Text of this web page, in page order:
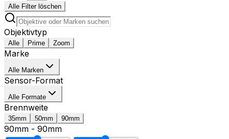
Alle Filter löschen
Objektivtyp
Alle Prime Zoom
Marke
Alle Marken
Sensor-Format
Alle Formate
Brennweite
35mm 50mm 90mm
90mm - 90mm